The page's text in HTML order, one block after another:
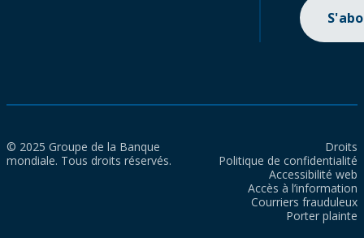
© 2025 Groupe de la Banque
mondiale. Tous droits réservés.
Droits
Politique de confidentialité
Accessibilité web
Accès à l’information
Courriers frauduleux
Porter plainte